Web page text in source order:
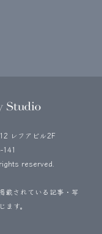
レフアビル2F
141
reserved.
載されている記事・写
す。